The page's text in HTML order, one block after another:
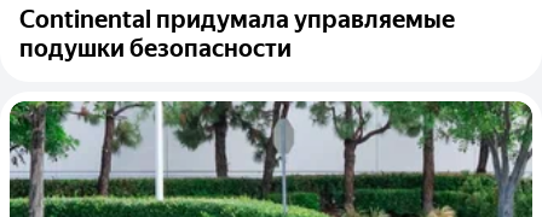
Continental придумала управляемые
подушки безопасности